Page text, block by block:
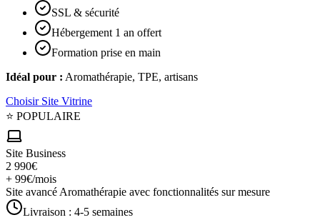
SSL & sécurité
Hébergement 1 an offert
Formation prise en main
Idéal pour : Aromathérapie, TPE, artisans
Choisir Site Vitrine
⭐ POPULAIRE
Site Business
2 990€
+ 99€/mois
Site avancé Aromathérapie avec fonctionnalités sur mesure
Livraison : 4-5 semaines